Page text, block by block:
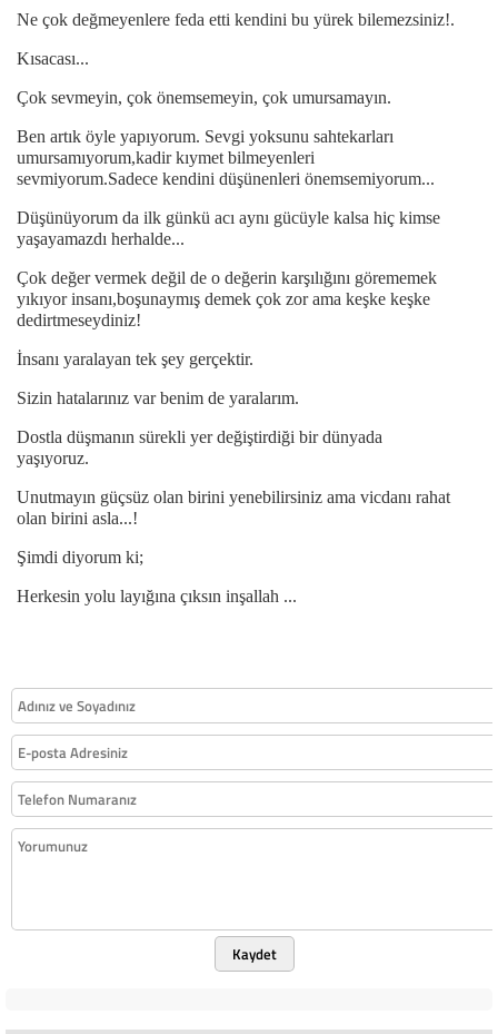
Ne çok değmeyenlere feda etti kendini bu yürek bilemezsiniz!.
Kısacası...
Çok sevmeyin, çok önemsemeyin, çok umursamayın.
Ben artık öyle yapıyorum. Sevgi yoksunu sahtekarları
umursamıyorum,kadir kıymet bilmeyenleri
sevmiyorum.Sadece kendini düşünenleri önemsemiyorum...
Düşünüyorum da ilk günkü acı aynı gücüyle kalsa hiç kimse
yaşayamazdı herhalde...
Çok değer vermek değil de o değerin karşılığını görememek
yıkıyor insanı,boşunaymış demek çok zor ama keşke keşke
dedirtmeseydiniz!
İnsanı yaralayan tek şey gerçektir.
Sizin hatalarınız var benim de yaralarım.
Dostla düşmanın sürekli yer değiştirdiği bir dünyada
yaşıyoruz.
Unutmayın güçsüz olan birini yenebilirsiniz ama vicdanı rahat
olan birini asla...!
Şimdi diyorum ki;
Herkesin yolu layığına çıksın inşallah ...
Kaydet